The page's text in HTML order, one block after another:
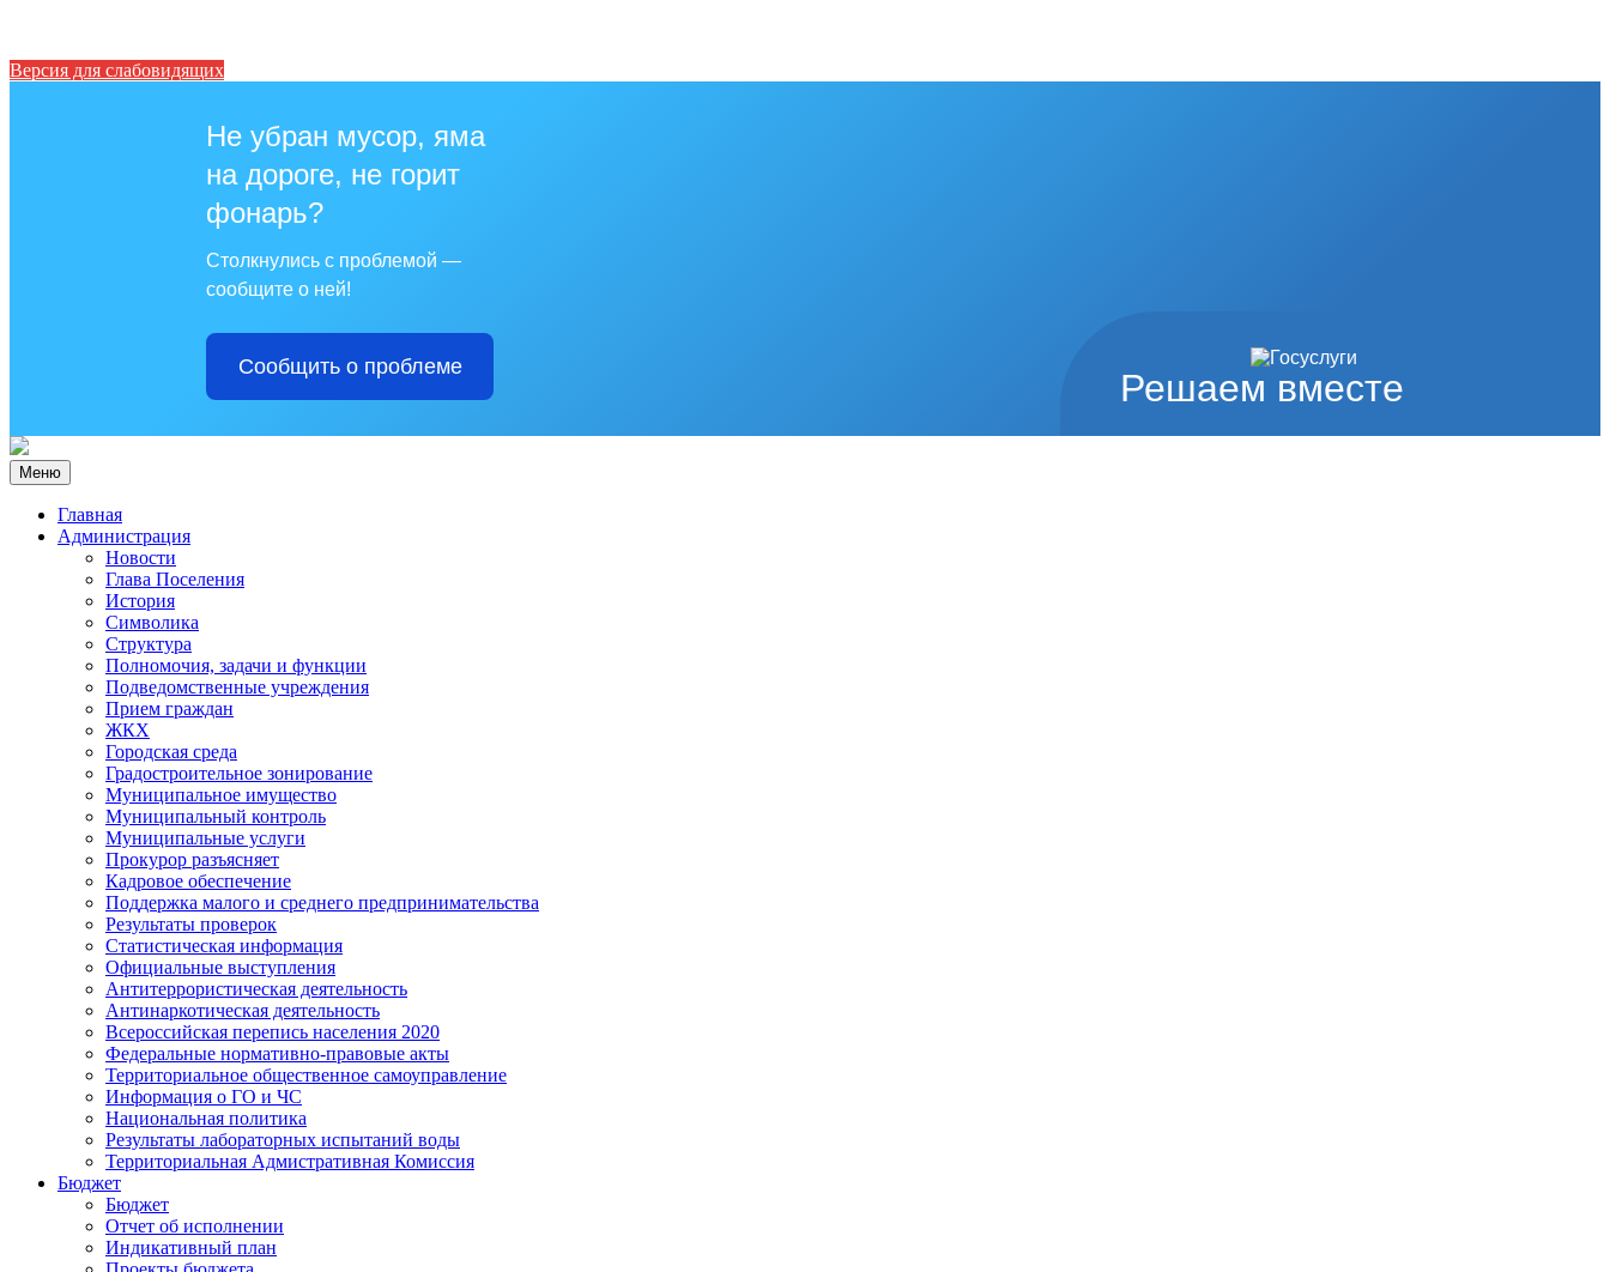
Версия для слабовидящих
Решаем вместе
Не убран мусор, яма
на дороге, не горит
фонарь?
Столкнулись с проблемой —
сообщите о ней!
Сообщить о проблеме
Меню
Главная
Администрация
Новости
Глава Поселения
История
Символика
Структура
Полномочия, задачи и функции
Подведомственные учреждения
Прием граждан
ЖКХ
Городская среда
Градостроительное зонирование
Муниципальное имущество
Муниципальный контроль
Муниципальные услуги
Прокурор разъясняет
Кадровое обеспечение
Поддержка малого и среднего предпринимательства
Результаты проверок
Статистическая информация
Официальные выступления
Антитеррористическая деятельность
Антинаркотическая деятельность
Всероссийская перепись населения 2020
Федеральные нормативно-правовые акты
Территориальное общественное самоуправление
Информация о ГО и ЧС
Национальная политика
Результаты лабораторных испытаний воды
Территориальная Адмистративная Комиссия
Бюджет
Бюджет
Отчет об исполнении
Индикативный план